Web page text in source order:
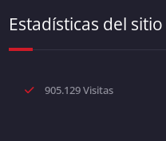
Estadísticas del sitio
905.129 Visitas